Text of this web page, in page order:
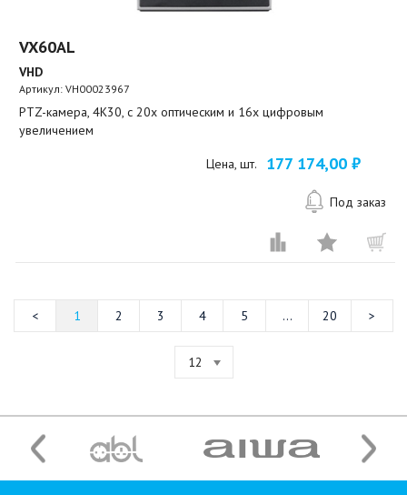
VX60AL
VHD
Артикул:VH00023967
PTZ-камера, 4K30, c 20х оптическим и 16x цифровым
увеличением
Цена, шт. 177 174,00 ₽
Под заказ
1 2 3 4 5 ... 20
12